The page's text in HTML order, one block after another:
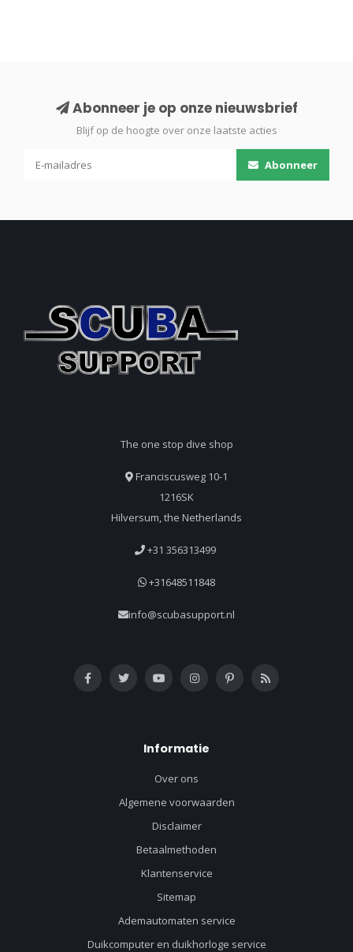
Abonneer je op onze nieuwsbrief
Blijf op de hoogte over onze laatste acties
Abonneer
The one stop dive shop
Franciscusweg 10-1
1216SK
Hilversum, the Netherlands
+31 356313499
+31648511848
info@scubasupport.nl
Informatie
Over ons
Algemene voorwaarden
Disclaimer
Betaalmethoden
Klantenservice
Sitemap
Ademautomaten service
Duikcomputer en duikhorloge service